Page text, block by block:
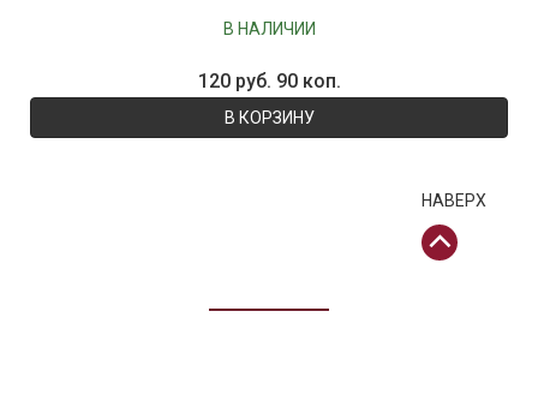
В НАЛИЧИИ
120 руб. 90 коп.
В КОРЗИНУ
НАВЕРХ